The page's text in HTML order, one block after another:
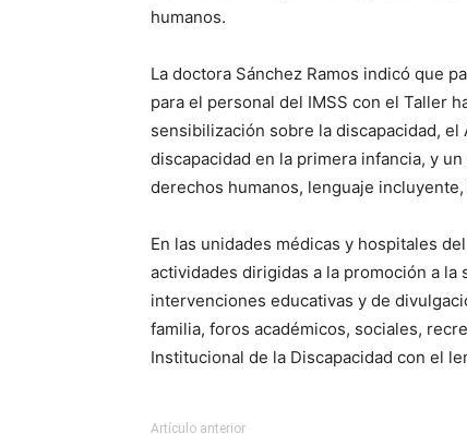
humanos.
La doctora Sánchez Ramos indicó que
para el personal del IMSS con el Taller
sensibilización sobre la discapacidad, el
discapacidad en la primera infancia, y
derechos humanos, lenguaje
En las unidades médicas y hospitales
actividades dirigidas a la promoción a
intervenciones educativas y de
familia, foros académicos, sociales,
Institucional de la Discapacidad con el
Artículo anterior